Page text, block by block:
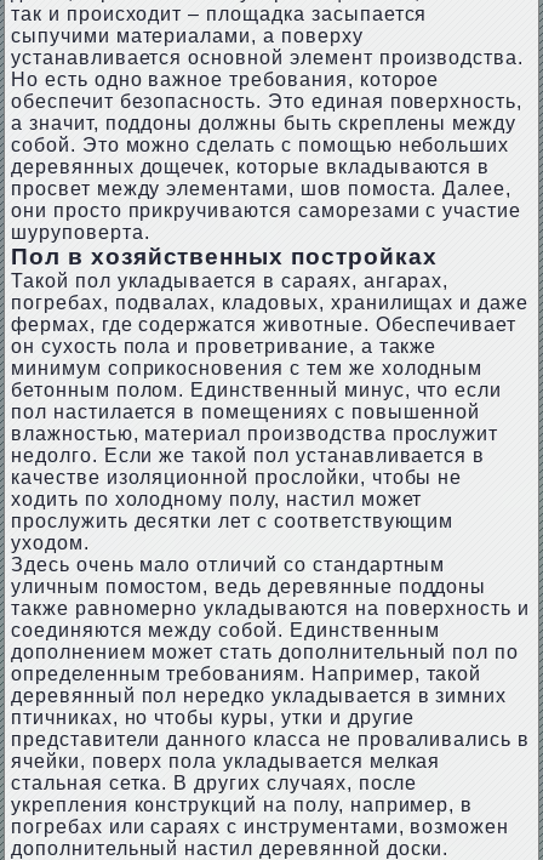
так и происходит – площадка засыпается
сыпучими материалами, а поверху
устанавливается основной элемент производства.
Но есть одно важное требования, которое
обеспечит безопасность. Это единая поверхность,
а значит, поддоны должны быть скреплены между
собой. Это можно сделать с помощью небольших
деревянных дощечек, которые вкладываются в
просвет между элементами, шов помоста. Далее,
они просто прикручиваются саморезами с участие
шуруповерта.
Пол в хозяйственных постройках
Такой пол укладывается в сараях, ангарах,
погребах, подвалах, кладовых, хранилищах и даже
фермах, где содержатся животные. Обеспечивает
он сухость пола и проветривание, а также
минимум соприкосновения с тем же холодным
бетонным полом. Единственный минус, что если
пол настилается в помещениях с повышенной
влажностью, материал производства прослужит
недолго. Если же такой пол устанавливается в
качестве изоляционной прослойки, чтобы не
ходить по холодному полу, настил может
прослужить десятки лет с соответствующим
уходом.
Здесь очень мало отличий со стандартным
уличным помостом, ведь деревянные поддоны
также равномерно укладываются на поверхность и
соединяются между собой. Единственным
дополнением может стать дополнительный пол по
определенным требованиям. Например, такой
деревянный пол нередко укладывается в зимних
птичниках, но чтобы куры, утки и другие
представители данного класса не проваливались в
ячейки, поверх пола укладывается мелкая
стальная сетка. В других случаях, после
укрепления конструкций на полу, например, в
погребах или сараях с инструментами, возможен
дополнительный настил деревянной доски.